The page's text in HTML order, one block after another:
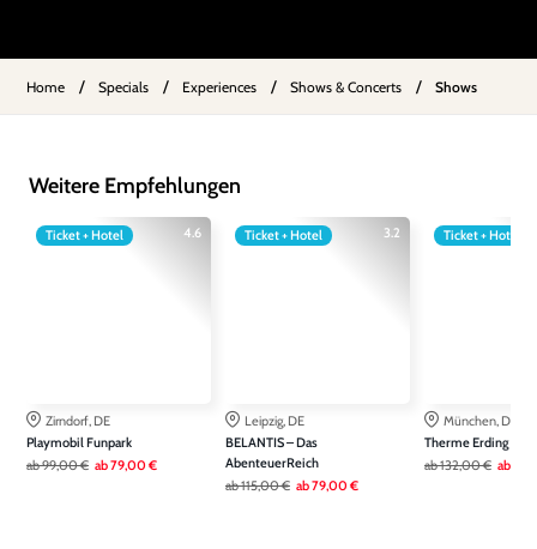
Home / Specials / Experiences / Shows & Concerts / Shows
Weitere Empfehlungen
4.6
Ticket + Hotel
Zirndorf, DE
Playmobil Funpark
ab99,00 € ab79,00 €
3.2
Ticket + Hotel
Leipzig, DE
BELANTIS – Das
AbenteuerReich
ab115,00 € ab79,00 €
Ticket + Hotel
München, DE
Therme Erding
ab132,00 € ab